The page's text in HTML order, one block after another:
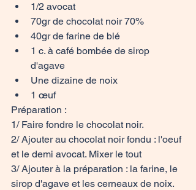
1/2 avocat
70gr de chocolat noir 70%
40gr de farine de blé
1 c. à café bombée de sirop
d'agave
Une dizaine de noix
1 œuf
Préparation :
1/ Faire fondre le chocolat noir.
2/ Ajouter au chocolat noir fondu : l'oeuf
et le demi avocat. Mixer le tout
3/ Ajouter à la préparation : la farine, le
sirop d'agave et les cerneaux de noix.